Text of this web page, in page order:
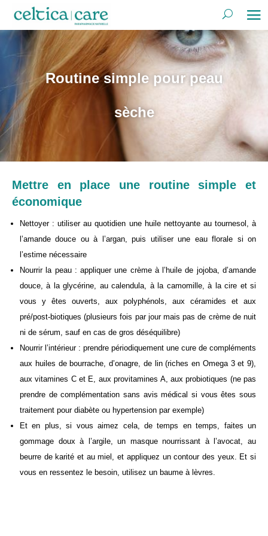
Routine simple pour peau
sèche
Mettre en place une routine simple et
économique
Nettoyer : utiliser au quotidien une huile nettoyante au tournesol, à
l’amande douce ou à l’argan, puis utiliser une eau florale si on
l’estime nécessaire
Nourrir la peau : appliquer une crème à l’huile de jojoba, d’amande
douce, à la glycérine, au calendula, à la camomille, à la cire et si
vous y êtes ouverts, aux polyphénols, aux céramides et aux
pré/post-biotiques (plusieurs fois par jour mais pas de crème de nuit
ni de sérum, sauf en cas de gros déséquilibre)
Nourrir l’intérieur : prendre périodiquement une cure de compléments
aux huiles de bourrache, d’onagre, de lin (riches en Omega 3 et 9),
aux vitamines C et E, aux provitamines A, aux probiotiques (ne pas
prendre de complémentation sans avis médical si vous êtes sous
traitement pour diabète ou hypertension par exemple)
Et en plus, si vous aimez cela, de temps en temps, faites un
gommage doux à l’argile, un masque nourrissant à l’avocat, au
beurre de karité et au miel, et appliquez un contour des yeux. Et si
vous en ressentez le besoin, utilisez un baume à lèvres.